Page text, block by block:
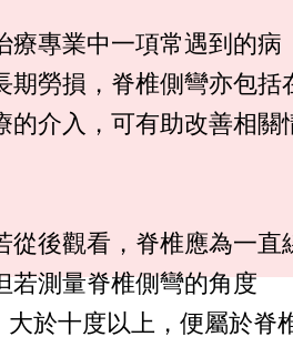
療專業中一項常遇到的病
期勞損，脊椎側彎亦包括
的介入，可有助改善相關
從後觀看，脊椎應為一直
若測量脊椎側彎的角度
大於十度以上，便屬於脊